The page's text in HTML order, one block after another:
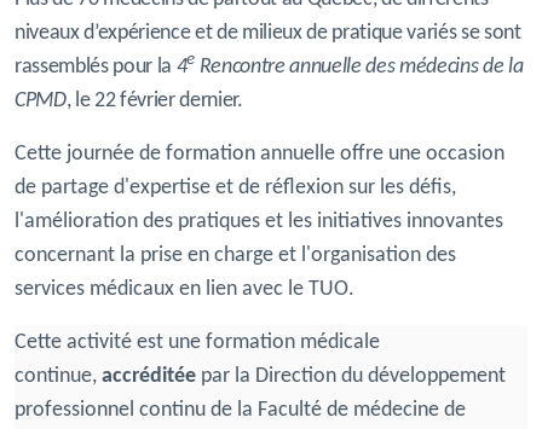
niveaux d’expérience et de milieux de pratique variés se sont
rassemblés pour la 4e Rencontre annuelle des médecins de la
CPMD, le 22 février dernier.
Cette journée de formation annuelle offre une occasion
de partage d'expertise et de réflexion sur les défis,
l'amélioration des pratiques et les initiatives innovantes
concernant la prise en charge et l'organisation des
services médicaux en lien avec le TUO.
Cette activité est une formation médicale
continue, accréditée par la Direction du développement
professionnel continu de la Faculté de médecine de